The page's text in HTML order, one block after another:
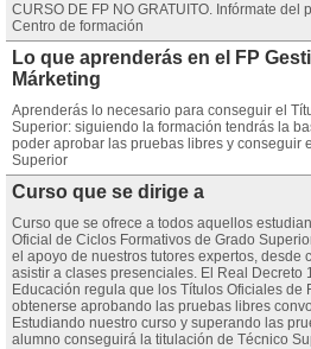
CURSO DE FP NO GRATUITO. Infórmate del
Centro de formación
Lo que aprenderás en el FP
Márketing
Aprenderás lo necesario para conseguir el
Superior: siguiendo la formación tendrás la
poder aprobar las pruebas libres y conseguir
Superior
Curso que se dirige a
Curso que se ofrece a todos aquellos
Oficial de Ciclos Formativos de Grado
el apoyo de nuestros tutores expertos, desde
asistir a clases presenciales. El Real Decreto
Educación regula que los Títulos Oficiales de
obtenerse aprobando las pruebas libres
Estudiando nuestro curso y superando las
alumno conseguirá la titulación de Técnico